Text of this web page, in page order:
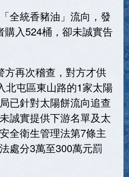
全統香豬油」流向，發
購入524桶，卻未誠實告
方再次稽查，對方才供
北屯區東山路的1家太陽
已針對太陽餅流向追查
誠實提供下游名單及太
全衛生管理法第7條主
處分3萬至300萬元罰